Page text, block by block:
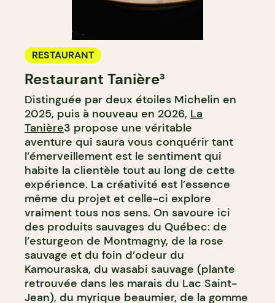
RESTAURANT
Restaurant Tanière³
Distinguée par deux étoiles Michelin en
2025, puis à nouveau en 2026, La
Tanière3 propose une véritable
aventure qui saura vous conquérir tant
l’émerveillement est le sentiment qui
habite la clientèle tout au long de cette
expérience. La créativité est l’essence
même du projet et celle-ci explore
vraiment tous nos sens. On savoure ici
des produits sauvages du Québec: de
l’esturgeon de Montmagny, de la rose
sauvage et du foin d’odeur du
Kamouraska, du wasabi sauvage (plante
retrouvée dans les marais du Lac Saint-
Jean), du myrique beaumier, de la gomme